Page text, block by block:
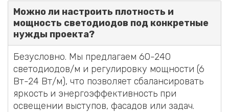
Можно ли настроить плотность и
мощность светодиодов под конкретные
нужды проекта?
Безусловно. Мы предлагаем 60-240
светодиодов/м и регулировку мощности (6
Вт-24 Вт/м), что позволяет сбалансировать
яркость и энергоэффективность при
освещении выступов, фасадов или задач.